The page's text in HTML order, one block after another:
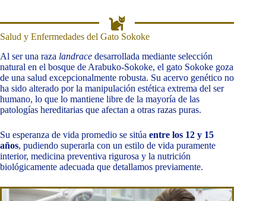
Salud y Enfermedades del Gato Sokoke
Al ser una raza landrace desarrollada mediante selección
natural en el bosque de Arabuko-Sokoke, el gato Sokoke goza
de una salud excepcionalmente robusta. Su acervo genético no
ha sido alterado por la manipulación estética extrema del ser
humano, lo que lo mantiene libre de la mayoría de las
patologías hereditarias que afectan a otras razas puras.
Su esperanza de vida promedio se sitúa entre los 12 y 15
años, pudiendo superarla con un estilo de vida puramente
interior, medicina preventiva rigurosa y la nutrición
biológicamente adecuada que detallamos previamente.